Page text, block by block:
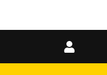
Iniciar